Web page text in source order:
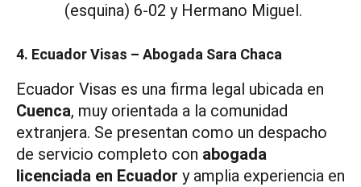
(esquina) 6-02 y Hermano Miguel.
4. Ecuador Visas – Abogada Sara Chaca
Ecuador Visas es una firma legal ubicada en
Cuenca, muy orientada a la comunidad
extranjera. Se presentan como un despacho
de servicio completo con abogada
licenciada en Ecuador y amplia experiencia en